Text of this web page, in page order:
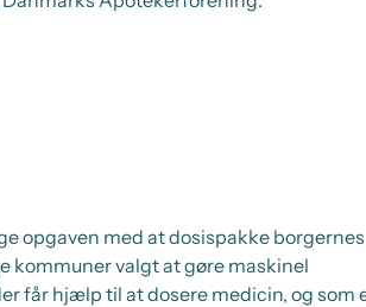
opgaven med at dosispakke borgernes
kommuner valgt at gøre maskinel
får hjælp til at dosere medicin, og som